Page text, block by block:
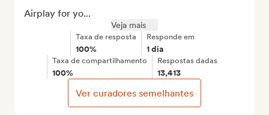
Airplay for yo...
Veja mais
Taxa de resposta
100%
Responde em
1 dia
Taxa de compartilhamento
100%
Respostas dadas
13,413
Ver curadores semelhantes